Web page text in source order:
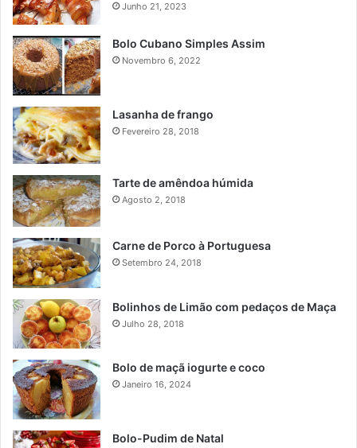
Junho 21, 2023
Bolo Cubano Simples Assim
Novembro 6, 2022
Lasanha de frango
Fevereiro 28, 2018
Tarte de amêndoa húmida
Agosto 2, 2018
Carne de Porco à Portuguesa
Setembro 24, 2018
Bolinhos de Limão com pedaços de Maça
Julho 28, 2018
Bolo de maçã iogurte e coco
Janeiro 16, 2024
Bolo-Pudim de Natal